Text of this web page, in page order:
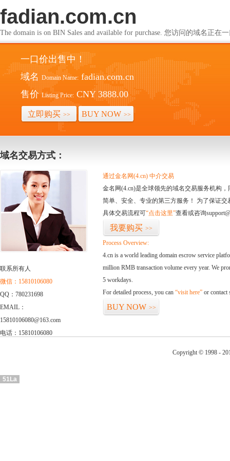
fadian.com.cn
The domain is on BIN Sales and available for purchase. 您访问的域名正在
一口价出售中！
域名 Domain Name: fadian.com.cn
售价 Listing Price: CNY 3888.00
立即购买 >> BUY NOW >>
域名交易方式：
联系所有人
微信：15810106080
QQ：780231698
EMAIL：
15810106080@163.com
电话：15810106080
通过金名网(4.cn) 中介交易
金名网(4.cn)是全球领先的域名交易服务机构
简单、安全、专业的第三方服务！ 为了保证
具体交易流程可“点击这里”查看或咨询
我要购买 >>
Process Overview:
4.cn is a world leading domain escrow service
million RMB transaction volume every year. We
5 workdays.
For detailed process, you can “visit here” or contact
BUY NOW >>
Copyright © 1998 -
51La